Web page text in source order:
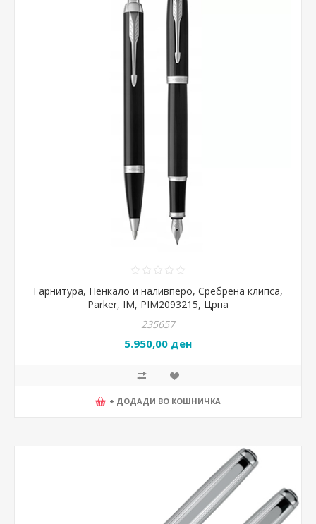
Гарнитура, Пенкало и наливперо, Сребрена клипса,
Parker, IM, PIM2093215, Црна
235657
5.950,00 ден
+ ДОДАДИ ВО КОШНИЧКА